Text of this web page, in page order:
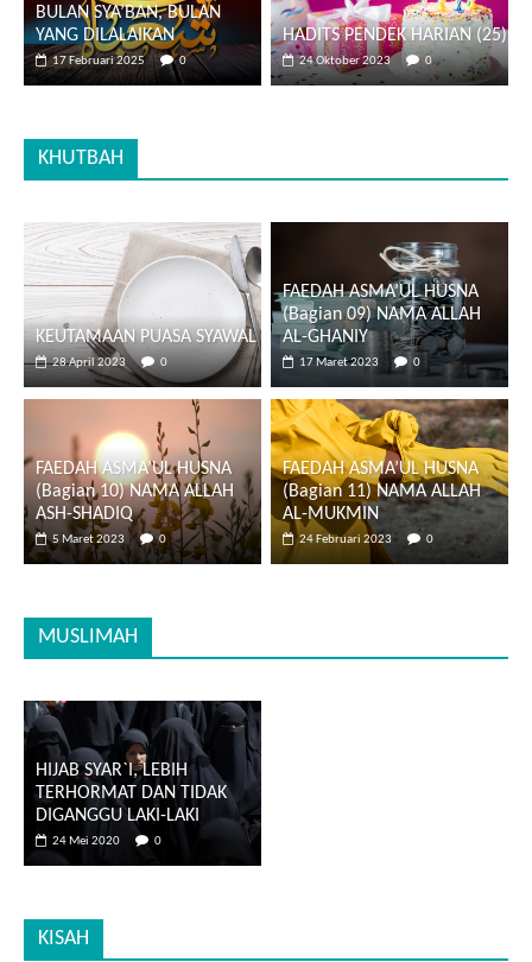
BULAN SYA’BAN, BULAN
YANG DILALAIKAN
17 Februari 2025 0
HADITS PENDEK HARIAN (25)
24 Oktober 2023 0
KHUTBAH
KEUTAMAAN PUASA SYAWAL
28 April 2023 0
FAEDAH ASMA’UL HUSNA
(Bagian 09) NAMA ALLAH
AL-GHANIY
17 Maret 2023 0
FAEDAH ASMA’UL HUSNA
(Bagian 10) NAMA ALLAH
ASH-SHADIQ
5 Maret 2023 0
FAEDAH ASMA’UL HUSNA
(Bagian 11) NAMA ALLAH
AL-MUKMIN
24 Februari 2023 0
MUSLIMAH
HIJAB SYAR`I, LEBIH
TERHORMAT DAN TIDAK
DIGANGGU LAKI-LAKI
24 Mei 2020 0
KISAH